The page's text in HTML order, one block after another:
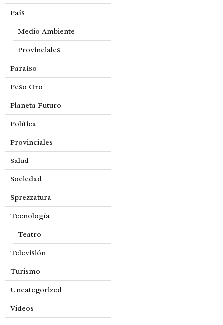
País
Medio Ambiente
Provinciales
Paraíso
Peso Oro
Planeta Futuro
Política
Provinciales
Salud
Sociedad
Sprezzatura
Tecnología
Teatro
Televisión
Turismo
Uncategorized
Videos